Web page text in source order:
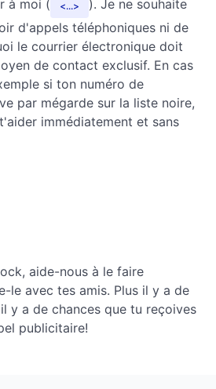
à moi (
...
). Je ne souhaite
d'appels téléphoniques ni de
le courrier électronique doit
de contact exclusif. En cas
si ton numéro de
par mégarde sur la liste noire,
immédiatement et sans
aide-nous à le faire
le avec tes amis. Plus il y a de
y a de chances que tu reçoives
publicitaire!